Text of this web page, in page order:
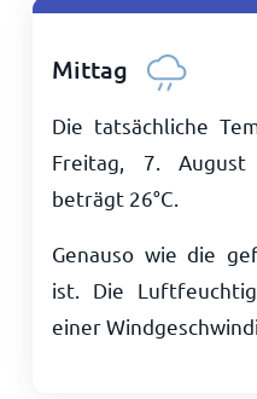
Mittag
Die tatsächliche
Freitag, 7.
beträgt 26°C
Genauso wie die
ist. Die
einer